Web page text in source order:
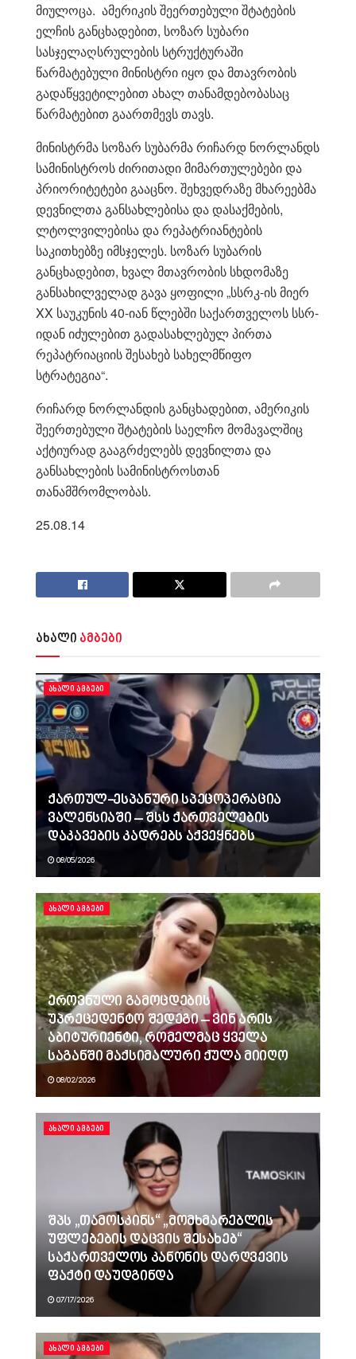
მიულოცა. ამერიკის შეერთებული შტატების
ელჩის განცხადებით, სოზარ სუბარი
სასჯელაღსრულების სტრუქტურაში
წარმატებული მინისტრი იყო და მთავრობის
გადაწყვეტილებით ახალ თანამდებობასაც
წარმატებით გაართმევს თავს.
მინისტრმა სოზარ სუბარმა რიჩარდ ნორლანდს
სამინისტროს ძირითადი მიმართულებები და
პრიორიტეტები გააცნო. შეხვედრაზე მხარეებმა
დევნილთა განსახლებისა და დასაქმების,
ლტოლვილებისა და რეპატრიანტების
საკითხებზე იმსჯელეს. სოზარ სუბარის
განცხადებით, ხვალ მთავრობის სხდომაზე
განსახილველად გავა ყოფილი „სსრკ-ის მიერ
XX საუკუნის 40-იან წლებში საქართველოს სსრ-
იდან იძულებით გადასახლებულ პირთა
რეპატრიაციის შესახებ სახელმწიფო
სტრატეგია“.
რიჩარდ ნორლანდის განცხადებით, ამერიკის
შეერთებული შტატების საელჩო მომავალშიც
აქტიურად გააგრძელებს დევნილთა და
განსახლების სამინისტროსთან
თანამშრომლობას.
25.08.14
ახალი ამბები
ᲐᲮᲐᲚᲘ ᲐᲛᲑᲔᲑᲘ
ქართულ-ესპანური სპეცოპერაცია
ვალენსიაში – შსს ქართველების
დაკავების კადრებს აქვეყნებს
08/05/2026
ᲐᲮᲐᲚᲘ ᲐᲛᲑᲔᲑᲘ
ეროვნული გამოცდების
უპრეცედენტო შედეგი – ვინ არის
აბიტურიენტი, რომელმაც ყველა
საგანში მაქსიმალური ქულა მიიღო
08/02/2026
ᲐᲮᲐᲚᲘ ᲐᲛᲑᲔᲑᲘ
შპს „თამოსკინს“ „მომხმარებლის
უფლებების დაცვის შესახებ“
საქართველოს კანონის დარღვევის
ფაქტი დაუდგინდა
07/17/2026
ᲐᲮᲐᲚᲘ ᲐᲛᲑᲔᲑᲘ